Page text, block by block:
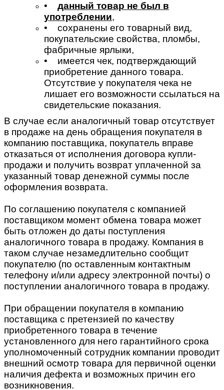
• данный товар не был в
употреблении,
• сохранены его товарный вид,
покупательские свойства, пломбы,
фабричные ярлыки,
• имеется чек, подтверждающий
приобретение данного товара.
Отсутствие у покупателя чека не
лишает его возможности ссылаться на
свидетельские показания.
В случае если аналогичный товар отсутствует
в продаже на день обращения покупателя в
компанию поставщика, покупатель вправе
отказаться от исполнения договора купли-
продажи и получить возврат уплаченной за
указанный товар денежной суммы после
оформления возврата.
По соглашению покупателя с компанией
поставщиком момент обмена товара может
быть отложен до даты поступления
аналогичного товара в продажу. Компания в
таком случае незамедлительно сообщит
покупателю (по оставленным контактным
телефону и/или адресу электронной почты) о
поступлении аналогичного товара в продажу.
При обращении покупателя в компанию
поставщика с претензией по качеству
приобретенного товара в течение
установленного для него гарантийного срока
уполномоченный сотрудник компании проводит
внешний осмотр товара для первичной оценки
наличия дефекта и возможных причин его
возникновения.